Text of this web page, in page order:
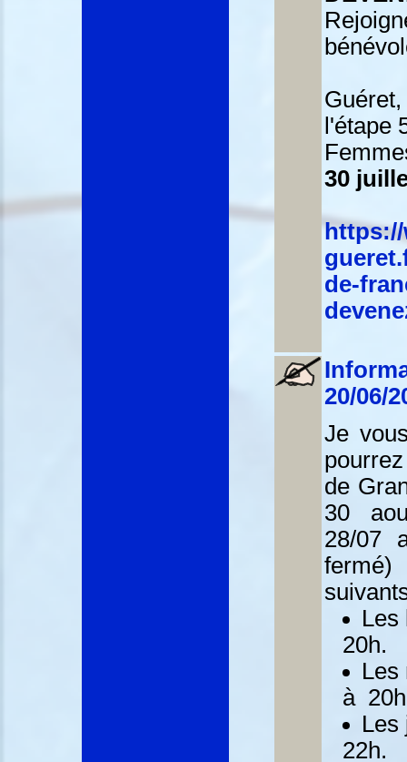
l'étape
30
https://
de-
20/06/
Je
de
30
28/07
Les
20h.
Les
à
Les
22h.